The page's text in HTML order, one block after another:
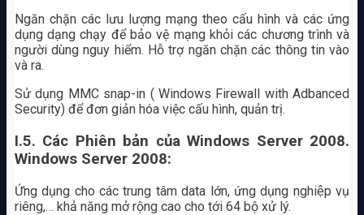
Ngăn chặn các lưu lượng mạng theo cấu hình và các ứng
dụng dạng chạy để bảo vệ mạng khỏi các chương trình và
người dùng nguy hiểm. Hỗ trợ ngăn chặn các thông tin vào
và ra.
Sử dụng MMC snap-in ( Windows Firewall with Adbanced
Security) để đơn giản hóa việc cấu hình, quản trị.
I.5. Các Phiên bản của Windows Server 2008.
Windows Server 2008:
Ứng dụng cho các trung tâm data lớn, ứng dụng nghiệp vụ
riêng,… khả năng mở rộng cao cho tới 64 bộ xử lý.